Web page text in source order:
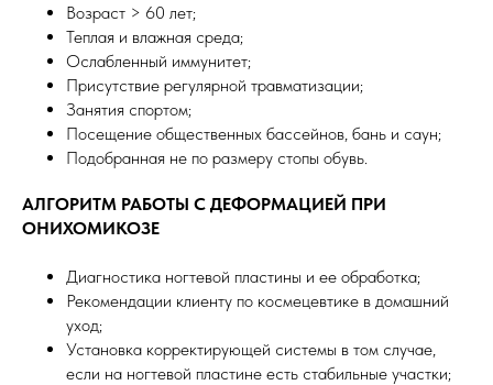
Возраст > 60 лет;
Теплая и влажная среда;
Ослабленный иммунитет;
Присутствие регулярной травматизации;
Занятия спортом;
Посещение общественных бассейнов, бань и саун;
Подобранная не по размеру стопы обувь.
АЛГОРИТМ РАБОТЫ С ДЕФОРМАЦИЕЙ ПРИ
ОНИХОМИКОЗЕ
Диагностика ногтевой пластины и ее обработка;
Рекомендации клиенту по космецевтике в домашний
уход;
Установка корректирующей системы в том случае,
если на ногтевой пластине есть стабильные участки;